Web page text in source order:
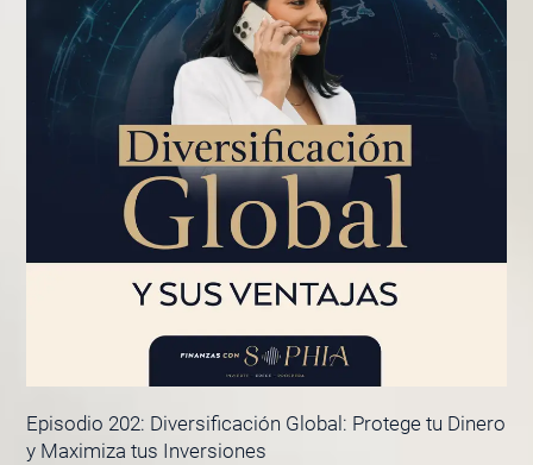
Episodio 202: Diversificación Global: Protege tu Dinero
y Maximiza tus Inversiones